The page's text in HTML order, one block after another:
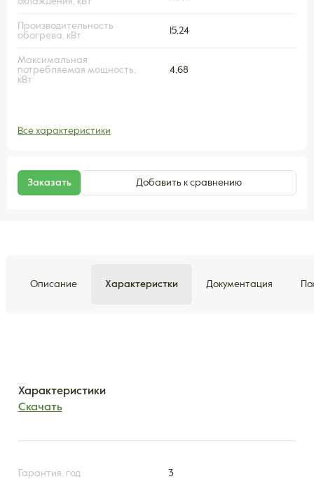
Производительность
обогрева, кВт
15,24
Максимальная
потребляемая мощность,
кВт
4,68
Все характеристики
Заказать Добавить к сравнению
Описание Характеристки Документация
Характеристики
Скачать
Гарантия, год 3